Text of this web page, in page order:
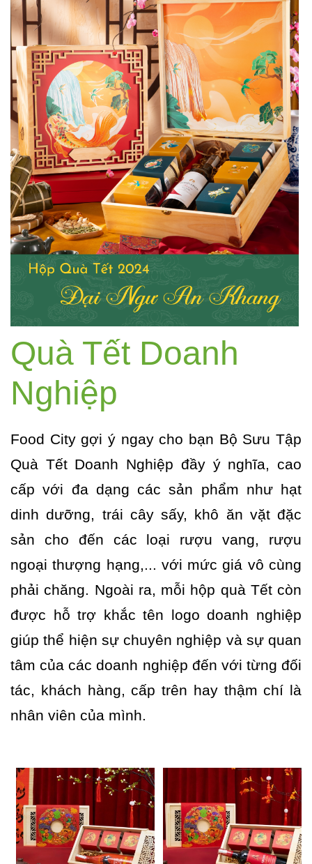
Quà Tết Doanh
Nghiệp
Food City gợi ý ngay cho bạn Bộ Sưu Tập
Quà Tết Doanh Nghiệp đầy ý nghĩa, cao
cấp với đa dạng các sản phẩm như hạt
dinh dưỡng, trái cây sấy, khô ăn vặt đặc
sản cho đến các loại rượu vang, rượu
ngoại thượng hạng,... với mức giá vô cùng
phải chăng. Ngoài ra, mỗi hộp quà Tết còn
được hỗ trợ khắc tên logo doanh nghiệp
giúp thể hiện sự chuyên nghiệp và sự quan
tâm của các doanh nghiệp đến với từng đối
tác, khách hàng, cấp trên hay thậm chí là
nhân viên của mình.